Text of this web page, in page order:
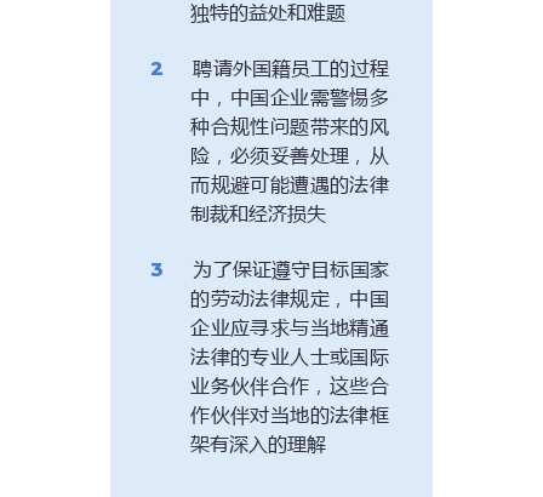
独特的益处和难题
聘请外国籍员工的过程
中，中国企业需警惕多
种合规性问题带来的风
险，必须妥善处理，从
而规避可能遭遇的法律
制裁和经济损失
为了保证遵守目标国家
的劳动法律规定，中国
企业应寻求与当地精通
法律的专业人士或国际
业务伙伴合作，这些合
作伙伴对当地的法律框
架有深入的理解